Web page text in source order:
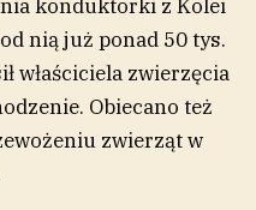
konduktorki z Kolei
nią już ponad 50 tys.
właściciela zwierzęcia
Obiecano też
zwierząt w